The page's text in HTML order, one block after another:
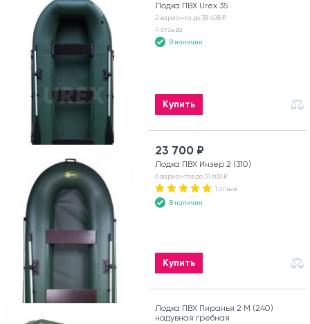
Лодка ПВХ Urex 35
2 варианта до 38 408 ₽
4 отзыва
В наличии
Купить
23 700 ₽
Лодка ПВХ Инзер 2 (310)
6 вариантов до 31 600 ₽
1 отзыв
В наличии
Купить
Лодка ПВХ Пиранья 2 М (240)
надувная гребная